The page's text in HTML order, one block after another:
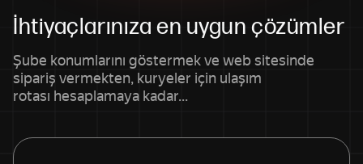
İhtiyaçlarınıza en uygun çözümler
Şube konumlarını göstermek ve web sitesinde
sipariş vermekten, kuryeler için ulaşım
rotası hesaplamaya kadar...